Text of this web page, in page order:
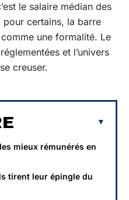
le salaire médian des
pour certains, la barre
une formalité. Le
et l’univers
creuser.
mieux rémunérés en
tirent leur épingle du